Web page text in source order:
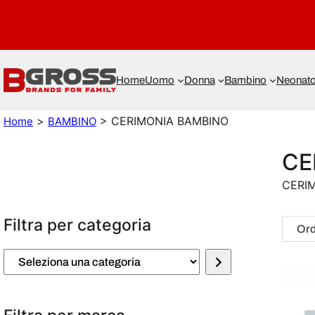
HomeUomo Donna Bambino
Home > BAMBINO > CERIMONIA BAMBINO
Filtra per categoria
z